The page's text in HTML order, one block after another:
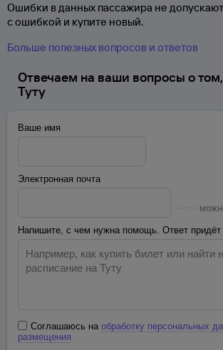
Ошибки в данных пассажира не
с ошибкой и купите новый.
Больше полезных вопросов и ответов
Отвечаем на ваши вопросы о
Туту
Ваше имя
Электронная почта
Напишите, с чем нужна помощь. Ответ
Соглашаюсь на обработку персональных
размещения